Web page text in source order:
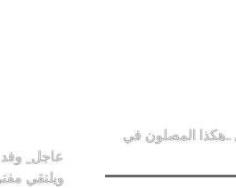
عاجل_ وفد
ويلتقي
..هكذا المصلون في